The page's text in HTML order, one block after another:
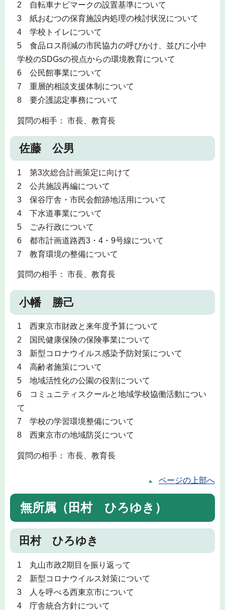
2 自転車ナビマークの設置基準について
3 紙おむつの保育施設内処理の検討状況について
4 学校トイレについて
5 食品ロス削減の市民協力の呼びかけ、並びに小中
学校のSDGsの視点からの環境教育について
6 公民館事業について
7 重層的相談支援体制について
8 要介護認定事務について
質問の相手： 市長、教育長
佐藤 公男
1 第3次総合計画策定に向けて
2 公共施設再編について
3 保谷庁舎・市民会館跡地活用について
4 下水道事業について
5 ごみ行政について
6 都市計画道路西3・4・9号線について
7 教育環境の整備について
質問の相手： 市長、教育長
小幡 勝己
1 西東京市財政と来年度予算について
2 国民健康保険の保険事業について
3 新型コロナウイルス感染予防対策について
4 高齢者施策について
5 地域活性化の公園の役割について
6 コミュニティスクールと地域学校協働活動につい
て
7 学校の学習環境整備について
8 西東京市の地域防災について
質問の相手： 市長、教育長
ページの上部へ
無所属（田村 ひろゆき）
田村 ひろゆき
1 丸山市政2期目を振り返って
2 新型コロナウイルス対策について
3 人を呼べる西東京市について
4 庁舎統合方針について